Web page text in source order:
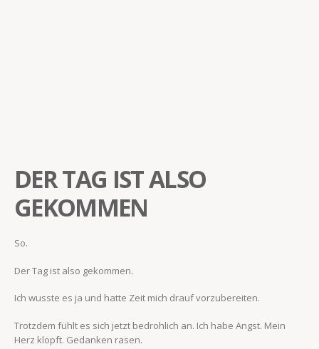
DER TAG IST ALSO
GEKOMMEN
So.
Der Tag ist also gekommen.
Ich wusste es ja und hatte Zeit mich drauf vorzubereiten.
Trotzdem fühlt es sich jetzt bedrohlich an. Ich habe Angst. Mein
Herz klopft. Gedanken rasen.